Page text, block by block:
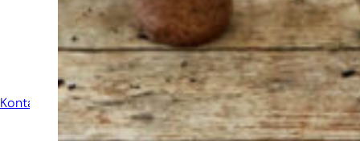
haben. Dann werden
wir Ihre Frage so
schnell wie möglich
beantworten.
Kontakt